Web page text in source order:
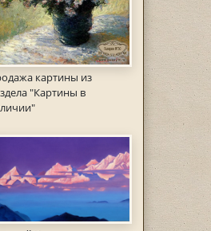
картины из
"Картины в